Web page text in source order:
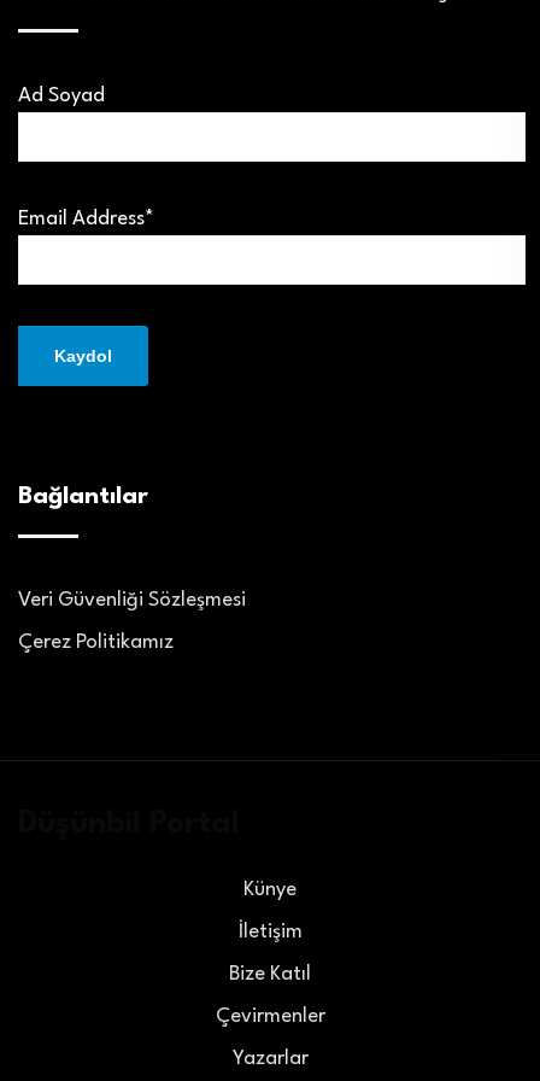
Ad Soyad
Email Address*
Bağlantılar
Veri Güvenliği Sözleşmesi
Çerez Politikamız
Künye
İletişim
Bize Katıl
Çevirmenler
Yazarlar